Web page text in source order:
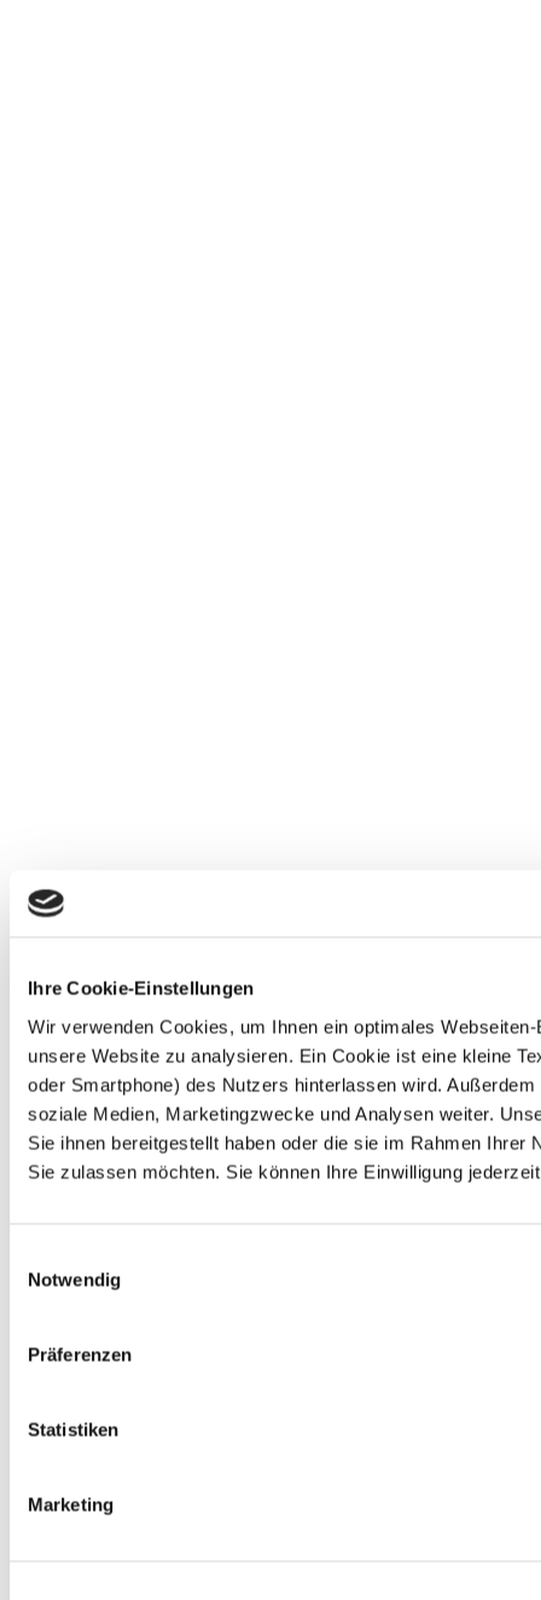
Ihre Cookie-Einstellungen
Wir verwenden Cookies, um Ihnen ein optimales
unsere Website zu analysieren. Ein Cookie ist eine kleine
oder Smartphone) des Nutzers hinterlassen wird.
soziale Medien, Marketingzwecke und Analysen weiter.
Sie ihnen bereitgestellt haben oder die sie im Rahmen
Sie zulassen möchten. Sie können Ihre Einwilligung
Notwendig
Präferenzen
Statistiken
Marketing